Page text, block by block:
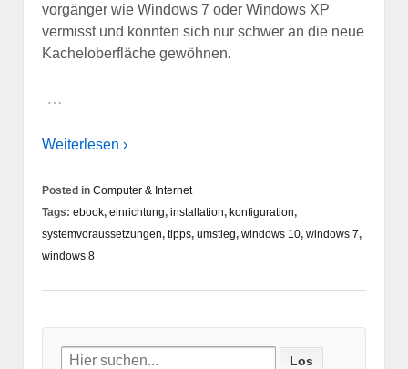
vorgänger wie Windows 7 oder Windows XP
vermisst und konnten sich nur schwer an die neue
Kacheloberfläche gewöhnen.
…
Weiterlesen ›
Posted in Computer & Internet
Tags: ebook, einrichtung, installation, konfiguration,
systemvoraussetzungen, tipps, umstieg, windows 10, windows 7,
windows 8
Search